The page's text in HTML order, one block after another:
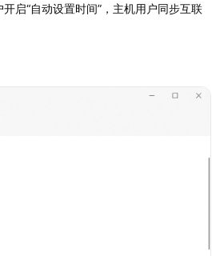
启“自动设置时间”，主机用户同步互联